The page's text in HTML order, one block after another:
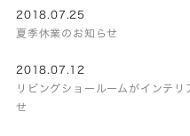
2018.07.25
夏季休業のお知らせ
2018.07.12
リビングショールームがインテ
せ